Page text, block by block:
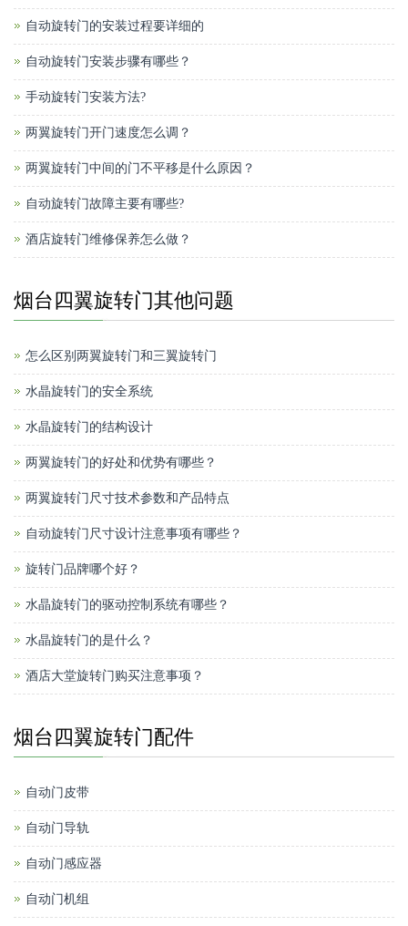
自动旋转门的安装过程要详细的
自动旋转门安装步骤有哪些？
手动旋转门安装方法?
两翼旋转门开门速度怎么调？
两翼旋转门中间的门不平移是什么原因？
自动旋转门故障主要有哪些?
酒店旋转门维修保养怎么做？
烟台四翼旋转门其他问题
怎么区别两翼旋转门和三翼旋转门
水晶旋转门的安全系统
水晶旋转门的结构设计
两翼旋转门的好处和优势有哪些？
两翼旋转门尺寸技术参数和产品特点
自动旋转门尺寸设计注意事项有哪些？
旋转门品牌哪个好？
水晶旋转门的驱动控制系统有哪些？
水晶旋转门的是什么？
酒店大堂旋转门购买注意事项？
烟台四翼旋转门配件
自动门皮带
自动门导轨
自动门感应器
自动门机组